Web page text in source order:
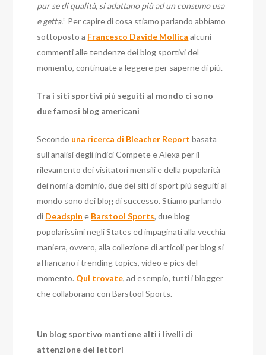
pur se di qualità, si adattano più ad un consumo usa
e getta.” Per capire di cosa stiamo parlando abbiamo
sottoposto a Francesco Davide Mollica alcuni
commenti alle tendenze dei blog sportivi del
momento, continuate a leggere per saperne di più.
Tra i siti sportivi più seguiti al mondo ci sono
due famosi blog americani
Secondo una ricerca di Bleacher Report basata
sull’analisi degli indici Compete e Alexa per il
rilevamento dei visitatori mensili e della popolarità
dei nomi a dominio, due dei siti di sport più seguiti al
mondo sono dei blog di successo. Stiamo parlando
di Deadspin e Barstool Sports, due blog
popolarissimi negli States ed impaginati alla vecchia
maniera, ovvero, alla collezione di articoli per blog si
affiancano i trending topics, video e pics del
momento. Qui trovate, ad esempio, tutti i blogger
che collaborano con Barstool Sports.
Un blog sportivo mantiene alti i livelli di
attenzione dei lettori